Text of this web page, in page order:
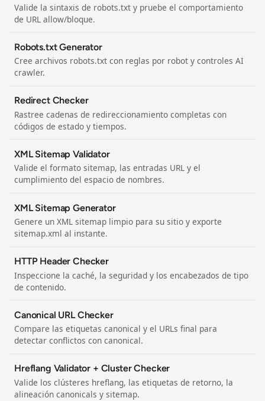
Valide la sintaxis de robots.txt y pruebe el comportamiento
de URL allow/bloque.
Robots.txt Generator
Cree archivos robots.txt con reglas por robot y controles AI
crawler.
Redirect Checker
Rastree cadenas de redireccionamiento completas con
códigos de estado y tiempos.
XML Sitemap Validator
Valide el formato sitemap, las entradas URL y el
cumplimiento del espacio de nombres.
XML Sitemap Generator
Genere un XML sitemap limpio para su sitio y exporte
sitemap.xml al instante.
HTTP Header Checker
Inspeccione la caché, la seguridad y los encabezados de tipo
de contenido.
Canonical URL Checker
Compare las etiquetas canonical y el URLs final para
detectar conflictos con canonical.
Hreflang Validator + Cluster Checker
Valide los clústeres hreflang, las etiquetas de retorno, la
alineación canonicals y sitemap.